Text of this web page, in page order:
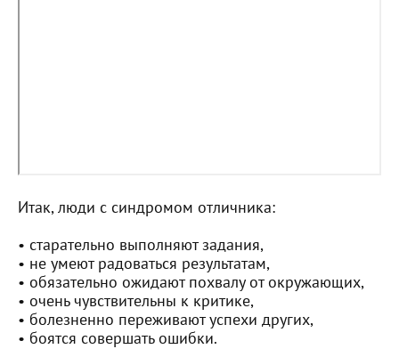
Итак, люди с синдромом отличника:
• старательно выполняют задания,
• не умеют радоваться результатам,
• обязательно ожидают похвалу от окружающих,
• очень чувствительны к критике,
• болезненно переживают успехи других,
• боятся совершать ошибки.